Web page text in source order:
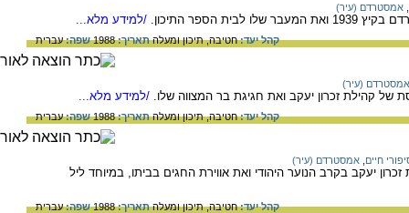
אמסטרדם (עיר)
הספר התיכון. /למידע מלא...
קהל יעד:חטיבה,תיכון ומעלהתאריך:1988 שפה:עברית
אמסטרדם (עיר)
קהילת זכרון יעקב ואת חגיגת בר המצווה שלו. /למידע מלא...
קהל יעד:חטיבה,תיכון ומעלהתאריך:1988 שפה:עברית
חיים אמסטרדם (עיר)
יעקב בקרב הנוער היהודי ואת אווירת החגים בביתו, במיוחד ליל
קהל יעד:חטיבה,תיכון ומעלהתאריך:1988 שפה:עברית